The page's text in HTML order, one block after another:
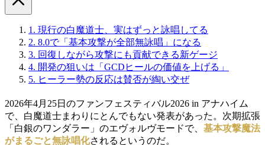
1. 現行の白魔道士、実はずっと詠唱してる
2. 8.0で「基本攻撃が全部無詠唱」になる
3. 回復しながら攻撃にも貢献できる新ゲージ
4. 開発の狙いは「GCDヒールの価値を上げる」
5. ヒーラー勢の反応は賛否が綯い交ぜ
2026年4月25日のファンフェスティバル2026 in アナハイム
で、白魔道士まわりにとんでもない発表があった。次期拡張
「白銀のワンダラー」のエヴォルヴモードで、 基本攻撃魔法
がまるごと無詠唱化されるというのだ。